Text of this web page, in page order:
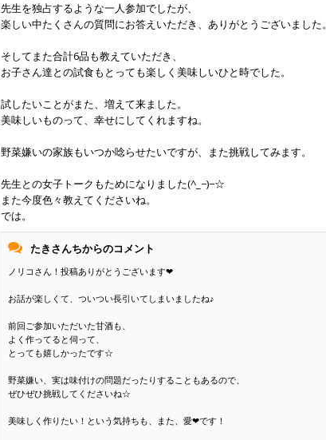
先生を独占するような一人参加でしたが、
楽しい中たくさんの質問にお答えいただき、ありがとうございました。
そしてまた合計6品も教えていただき、
お子さん達との試食もとっても楽しく美味しいひと時でした。
試したいことがまた、増えて来ました。
美味しいものって、幸せにしてくれますね。
野菜嫌いの家族もいつか唸らせたいですが、また挑戦してみます。
先生との女子トークもためになりました(^_−)−☆
また今度色々教えてくださいね。
では。
たきさんちからのコメント
ノリコさん！投稿ありがとうございます❤
お話が楽しくて、ついつい長引いてしまいましたね♪
前回ご参加いただいた甘酒も、
よく作ってると伺って、
とっても嬉しかったです☆
野菜嫌い、実は味付けの問題だったりすることもあるので、
ぜひぜひ挑戦してくださいね☆
美味しく作りたい！という気持ちも、また、愛❤です！